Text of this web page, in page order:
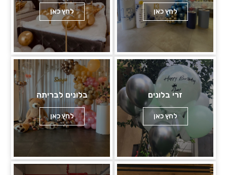
לחץ כאן לחץ כאן
זרי בלונים
לחץ כאן
בלונים לבריתה
לחץ כאן